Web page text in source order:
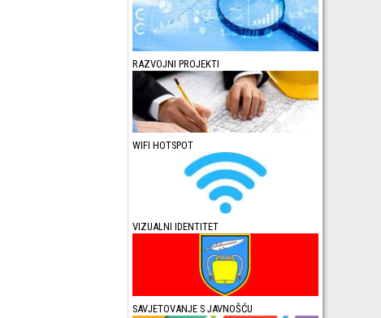
RAZVOJNI PROJEKTI
WIFI HOTSPOT
VIZUALNI IDENTITET
SAVJETOVANJE S JAVNOŠĆU